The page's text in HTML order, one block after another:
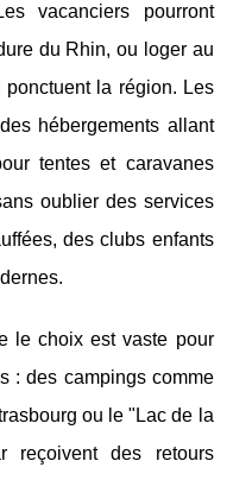
vacanciers pourront
du Rhin, ou loger au
la région. Les
hébergements allant
tentes et caravanes
oublier des services
des clubs enfants
le choix est vaste pour
: des campings comme
ou le "Lac de la
reçoivent des retours